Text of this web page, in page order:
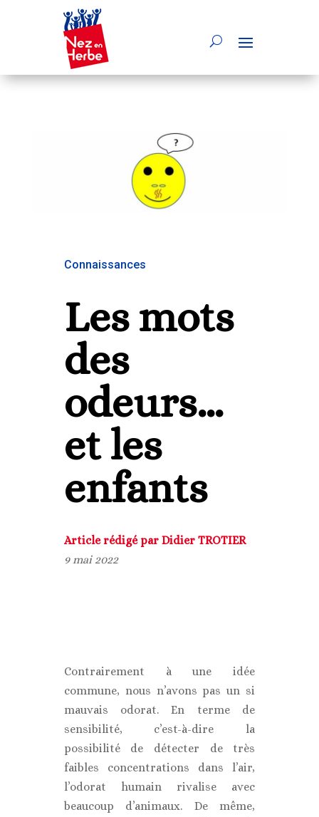
Connaissances
Les mots
des
odeurs…
et les
enfants
Article rédigé par Didier TROTIER
9 mai 2022
Contrairement à une idée
commune, nous n’avons pas un si
mauvais odorat. En terme de
sensibilité, c’est-à-dire la
possibilité de détecter de très
faibles concentrations dans l’air,
l’odorat humain rivalise avec
beaucoup d’animaux. De même,